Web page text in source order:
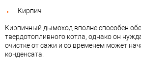
Кирпич
Кирпичный дымоход вполне способен
твердотопливного котла, однако он
очистке от сажи и со временем может
конденсата.